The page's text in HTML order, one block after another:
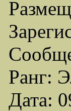
Ранг:
Дата: